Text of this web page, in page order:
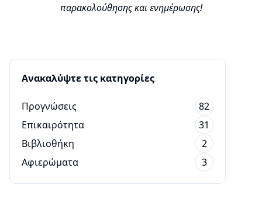
παρακολούθησης και ενημέρωσης!
Ανακαλύψτε τις κατηγορίες
Προγνώσεις
82
Επικαιρότητα
31
Βιβλιοθήκη
2
Αφιερώματα
3